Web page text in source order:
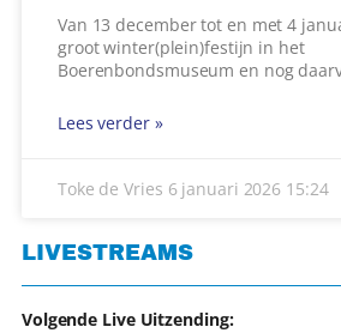
Van 13 december tot en met 4
groot winter(plein)festijn in het
Boerenbondsmuseum en nog
Lees verder »
Toke de Vries 6 januari 2026 15:24
LIVESTREAMS
Volgende Live Uitzending: